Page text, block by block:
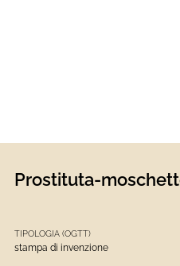
Prostituta-
TIPOLOGIA (OGTT)
stampa di invenzione